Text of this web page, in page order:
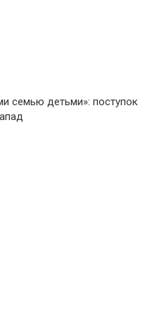
семью детьми»: поступок